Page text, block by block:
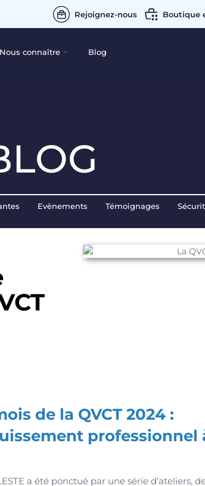
Rejoignez-nous Boutique
Nous connaître Blog
Evènements Témoignages
de la QVCT 2024 :
professionnel
a été ponctué par une série d’ateliers,